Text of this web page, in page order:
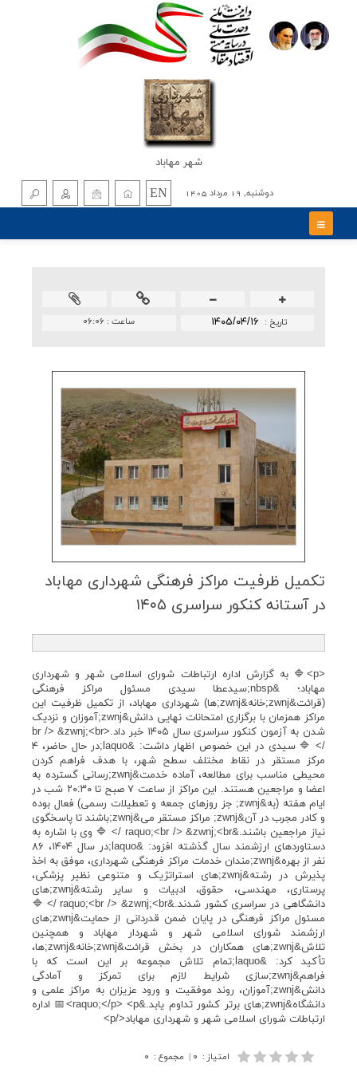
شهر مهاباد
دوشنبه, 19 مرداد 1405 EN
ساعت : ۰۶:۰۶ تاريخ : ۱۴۰۵/۰۴/۱۶
تكمیل ظرفیت مراكز فرهنگی شهرداری مهاباد
در آستانه كنكور سراسری ۱۴۰۵
<p>🔷 به گزارش اداره ارتباطات شورای اسلامی شهر و شهرداری
مهاباد؛ &nbsp;سیدعطا سیدی مسئول مراکز فرهنگی
(قرائت&zwnj;خانه&zwnj;ها) شهرداری مهاباد، از تکمیل ظرفیت این
مراکز همزمان با برگزاری امتحانات نهایی دانش&zwnj;آموزان و نزدیک
شدن به آزمون کنکور سراسری سال ۱۴۰۵ خبر داد.<br /> &zwnj;<br
/> 🔷 سیدی در این خصوص اظهار داشت: &laquo;در حال حاضر، ۴
مرکز مستقر در نقاط مختلف سطح شهر، با هدف فراهم کردن
محیطی مناسب برای مطالعه، آماده خدمت&zwnj;رسانی گسترده به
اعضا و مراجعین هستند. این مراکز از ساعت ۷ صبح تا ۲۰:۳۰ شب در
ایام هفته (به&zwnj; جز روزهای جمعه و تعطیلات رسمی) فعال بوده
و کادر مجرب در آن&zwnj; مراکز مستقر می&zwnj;باشند تا پاسخگوی
نیاز مراجعین باشند.&raquo;<br /> &zwnj;<br /> 🔷 وی با اشاره به
دستاوردهای ارزشمند سال گذشته افزود: &laquo;در سال ۱۴۰۴، ۸۶
نفر از بهره&zwnj;مندان خدمات مراکز فرهنگی شهرداری، موفق به اخذ
پذیرش در رشته&zwnj;های استراتژیک و متنوعی نظیر پزشکی،
پرستاری، مهندسی، حقوق، ادبیات و سایر رشته&zwnj;های
دانشگاهی در سراسری کشور شدند.&raquo;<br /> &zwnj;<br /> 🔷
مسئول مراکز فرهنگی در پایان ضمن قدردانی از حمایت&zwnj;های
ارزشمند شورای اسلامی شهر و شهردار مهاباد و همچنین
تلاش&zwnj;های همکاران در بخش قرائت&zwnj;خانه&zwnj;ها،
تأکید کرد: &laquo;تمام تلاش مجموعه بر این است که با
فراهم&zwnj;سازی شرایط لازم برای تمرکز و آمادگی
دانش&zwnj;آموزان، روند موفقیت و ورود عزیزان به مراکز علمی و
دانشگاه&zwnj;های برتر کشور تداوم یابد.&raquo;</p> <p>📅 اداره
ارتباطات شورای اسلامی شهر و شهرداری مهاباد</p>
امتیاز : ۰ | مجموع : ۰